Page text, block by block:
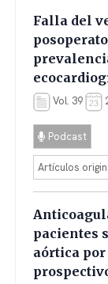
Falla del
Vol. 39
Podcast
Artículos
pacientes
aórtica